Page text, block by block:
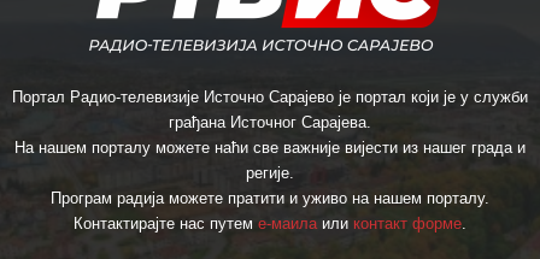
Портал Радио-телевизије Источно Сарајево је портал који је у служби
грађана Источног Сарајева.
На нашем порталу можете наћи све важније вијести из нашег града и
регије.
Програм радија можете пратити и уживо на нашем порталу.
Контактирајте нас путем е-маилаили контакт форме.